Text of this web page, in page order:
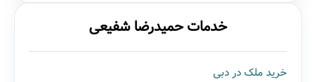
خدمات حمیدرضا شفیعی
خرید ملک در دبی